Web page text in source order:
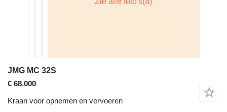
JMG MC 32S
€ 68.000
Kraan voor opnemen en vervoeren